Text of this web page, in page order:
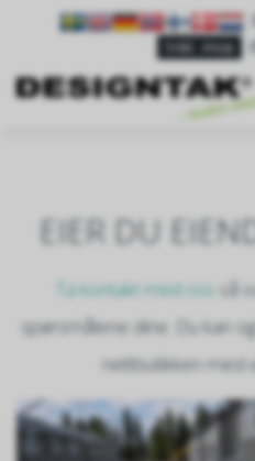
Inkl. mva
EIER DU
Ta kontakt med oss så
spørsmålene dine. Du kan
nettbutikken med